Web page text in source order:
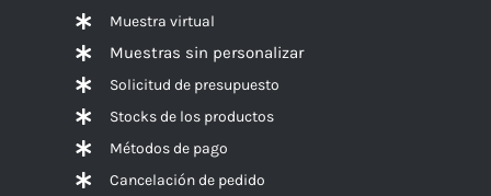
Muestra virtual
Muestras sin personalizar
Solicitud de presupuesto
Stocks de los productos
Métodos de pago
Cancelación de pedido